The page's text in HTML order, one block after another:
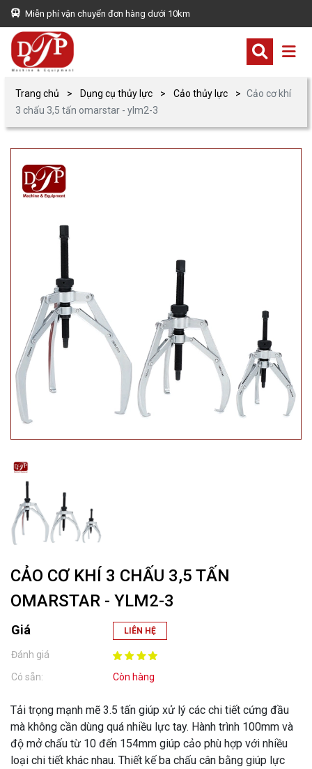
Miễn phí vận chuyển đơn hàng dưới 10km
Trang chủ Dụng cụ thủy lực Cảo thủy lực
Cảo cơ khí
3 chấu 3,5 tấn omarstar - ylm2-3
CẢO CƠ KHÍ 3 CHẤU 3,5 TẤN
OMARSTAR - YLM2-3
Giá LIÊN HỆ
Đánh giá
Có sẵn:
Còn hàng
Tải trọng mạnh mẽ 3.5 tấn giúp xử lý các chi tiết cứng đầu
mà không cần dùng quá nhiều lực tay. Hành trình 100mm và
độ mở chấu từ 10 đến 154mm giúp cảo phù hợp với nhiều
loại chi tiết khác nhau. Thiết kế ba chấu cân bằng giúp lực